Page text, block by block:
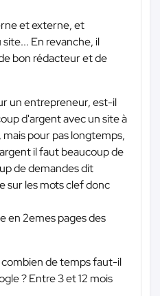
et externe, et
En revanche, il
bon rédacteur et de
un entrepreneur, est-il
d'argent avec un site à
pour pas longtemps,
il faut beaucoup de
de demandes dit
sur les mots clef donc
en 2emes pages des
de temps faut-il
? Entre 3 et 12 mois